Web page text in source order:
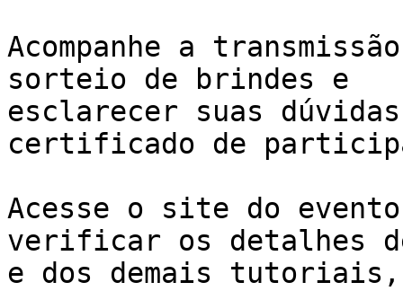
Acompanhe a
sorteio de brindes e
esclarecer suas
certificado de
Acesse o site do
verificar os detalhes
e dos demais